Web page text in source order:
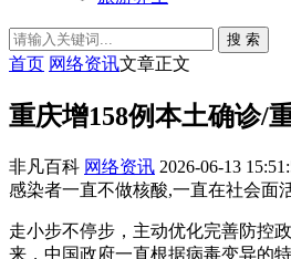
搜 索
首页 网络资讯文章正文
重庆增158例本土确诊/
非凡百科 网络资讯 2026-06-13
感染者一直不做核酸,一直在社会面
走小步不停步，主动优化完善防控
来，中国政府一直根据病毒变异的